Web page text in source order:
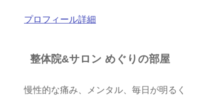
プロフィール詳細
整体院&サロン めぐりの部屋
慢性的な痛み、メンタル、毎日が明るく